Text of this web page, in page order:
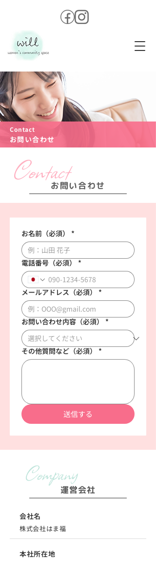
Contact
お問い合わせ
お問い合わせ
お名前（必須） *
電話番号（必須） *
メールアドレス（必須） *
お問い合わせ内容（必須） *
その他質問など（必須） *
送信する
運営会社
会社名
株式会社はま福
本社所在地